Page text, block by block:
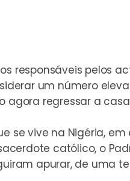
responsáveis pelos
um número
agora regressar a
se vive na Nigéria,
católico, o
apurar, de uma